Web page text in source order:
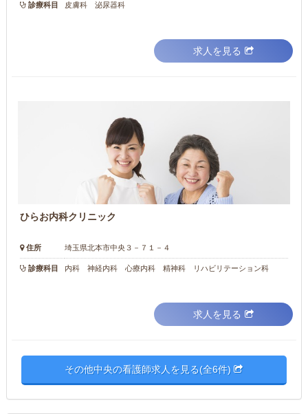
診療科目 皮膚科 泌尿器科
求人を見る
ひらお内科クリニック
住所 埼玉県北本市中央３－７１－４
診療科目 内科 神経内科 心療内科 精神科 リハビリテーション科
求人を見る
その他中央の看護師求人を見る(全6件)